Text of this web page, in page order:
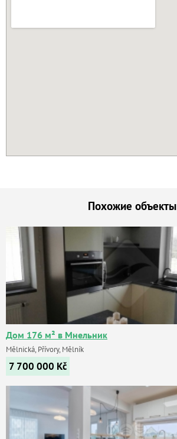
Похожие объекты
Дом 176 м² в Мнельник
Mělnická, Přívory, Mělník
7 700 000 Kč